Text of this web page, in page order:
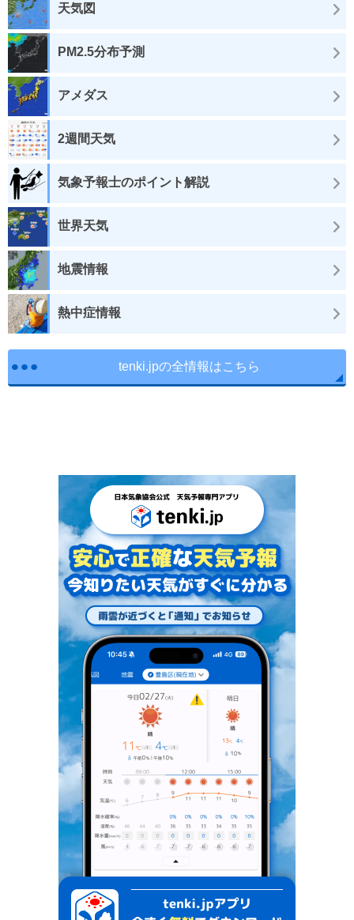
天気図
PM2.5分布予測
アメダス
2週間天気
気象予報士のポイント解説
世界天気
地震情報
熱中症情報
tenki.jpの全情報はこちら